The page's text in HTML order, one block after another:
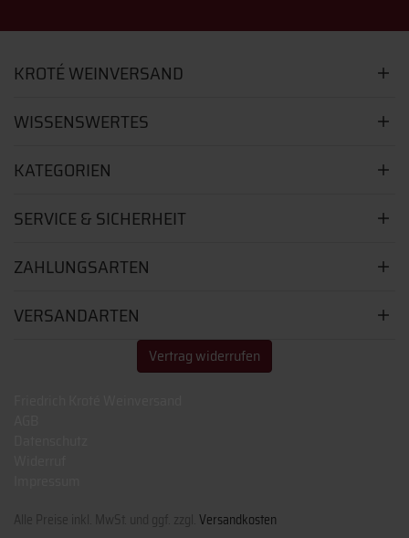
KROTÉ WEINVERSAND
WISSENSWERTES
KATEGORIEN
SERVICE & SICHERHEIT
ZAHLUNGSARTEN
VERSANDARTEN
Vertrag widerrufen
Versandkosten